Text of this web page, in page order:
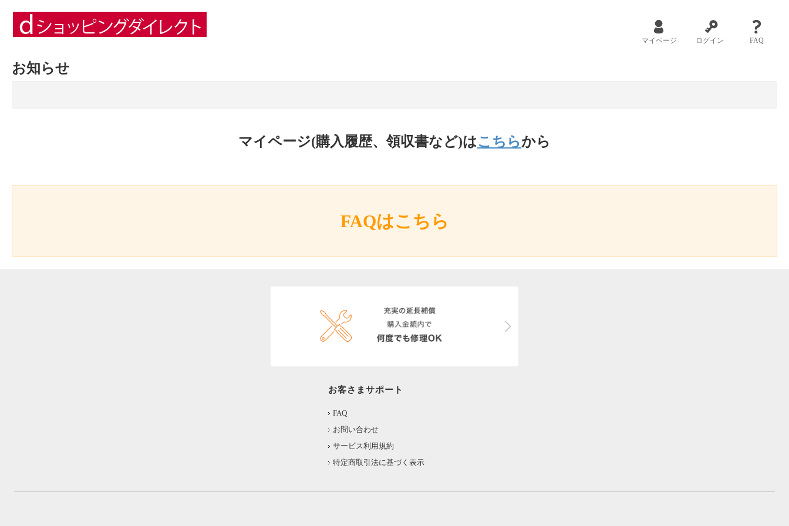
マイページ ログイン FAQ
お知らせ
マイページ(購入履歴、領収書など)はこちらから
FAQはこちら
お客さまサポート
FAQ
お問い合わせ
サービス利用規約
特定商取引法に基づく表示